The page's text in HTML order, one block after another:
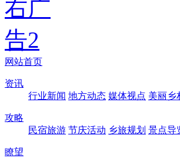
网站首页
资讯
行业新闻 地方动态 媒体视点 美丽乡
攻略
民宿旅游 节庆活动 乡旅规划 景点导
瞭望